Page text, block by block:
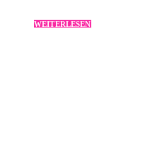
WEITERLESEN